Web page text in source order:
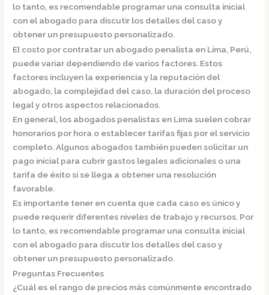
lo tanto, es recomendable programar una consulta inicial
con el abogado para discutir los detalles del caso y
obtener un presupuesto personalizado.
El costo por contratar un abogado penalista en Lima, Perú,
puede variar dependiendo de varios factores. Estos
factores incluyen la experiencia y la reputación del
abogado, la complejidad del caso, la duración del proceso
legal y otros aspectos relacionados.
En general, los abogados penalistas en Lima suelen cobrar
honorarios por hora o establecer tarifas fijas por el servicio
completo. Algunos abogados también pueden solicitar un
pago inicial para cubrir gastos legales adicionales o una
tarifa de éxito si se llega a obtener una resolución
favorable.
Es importante tener en cuenta que cada caso es único y
puede requerir diferentes niveles de trabajo y recursos. Por
lo tanto, es recomendable programar una consulta inicial
con el abogado para discutir los detalles del caso y
obtener un presupuesto personalizado.
Preguntas Frecuentes
¿Cuál es el rango de precios más comúnmente encontrado